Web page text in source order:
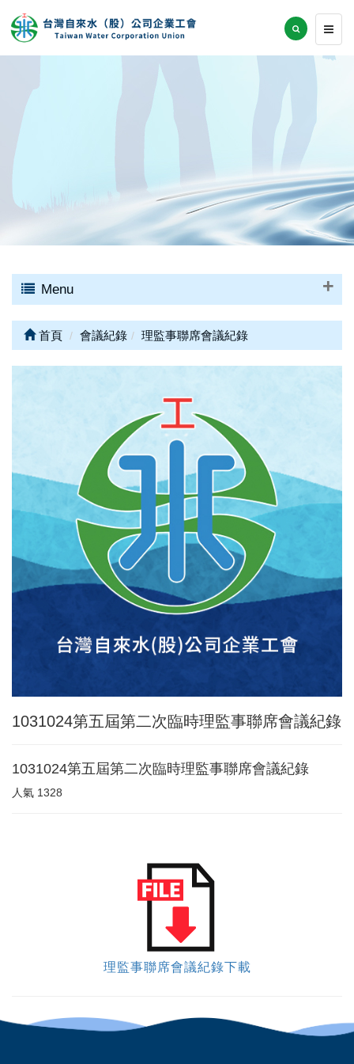
Menu
首頁 會議紀錄 理監事聯席會議紀錄
1031024第五屆第二次臨時理監事聯席會議紀錄
1031024第五屆第二次臨時理監事聯席會議紀錄
人氣 1328
理監事聯席會議紀錄下載